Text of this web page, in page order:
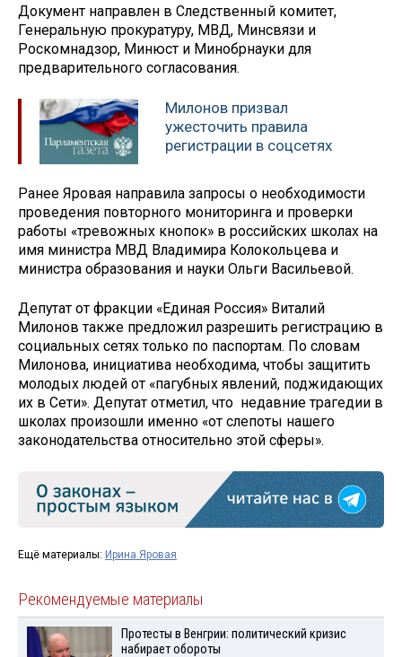
Документ направлен в Следственный комитет,
Генеральную прокуратуру, МВД, Минсвязи и
Роскомнадзор, Минюст и Минобрнауки для
предварительного согласования.
Милонов призвал
ужесточить правила
регистрации в соцсетях
Ранее Яровая направила запросы о необходимости
проведения повторного мониторинга и проверки
работы «тревожных кнопок» в российских школах на
имя министра МВД Владимира Колокольцева и
министра образования и науки Ольги Васильевой.
Депутат от фракции «Единая Россия» Виталий
Милонов также предложил разрешить регистрацию в
социальных сетях только по паспортам. По словам
Милонова, инициатива необходима, чтобы защитить
молодых людей от «пагубных явлений, поджидающих
их в Сети». Депутат отметил, что недавние трагедии в
школах произошли именно «от слепоты нашего
законодательства относительно этой сферы».
Ещё материалы: Ирина Яровая
Рекомендуемые материалы
Протесты в Венгрии: политический кризис
набирает обороты